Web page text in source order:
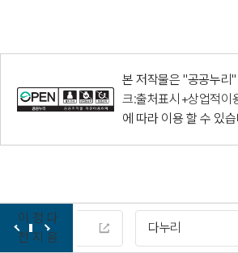
본 저작물은 "공공누리
크:출처표시+상업적이
에 따라 이용 할 수 있
이
전
정
지
다
음
다누리